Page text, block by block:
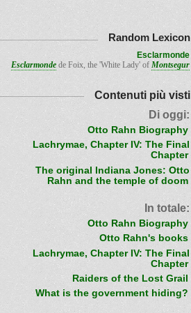
Random Lexicon
Esclarmonde
Esclarmonde de Foix, the 'White Lady' of Montsegur
Contenuti più visti
Di oggi:
Otto Rahn Biography
Lachrymae, Chapter IV: The Final
Chapter
The original Indiana Jones: Otto
Rahn and the temple of doom
In totale:
Otto Rahn Biography
Otto Rahn's books
Lachrymae, Chapter IV: The Final
Chapter
Raiders of the Lost Grail
What is the government hiding?